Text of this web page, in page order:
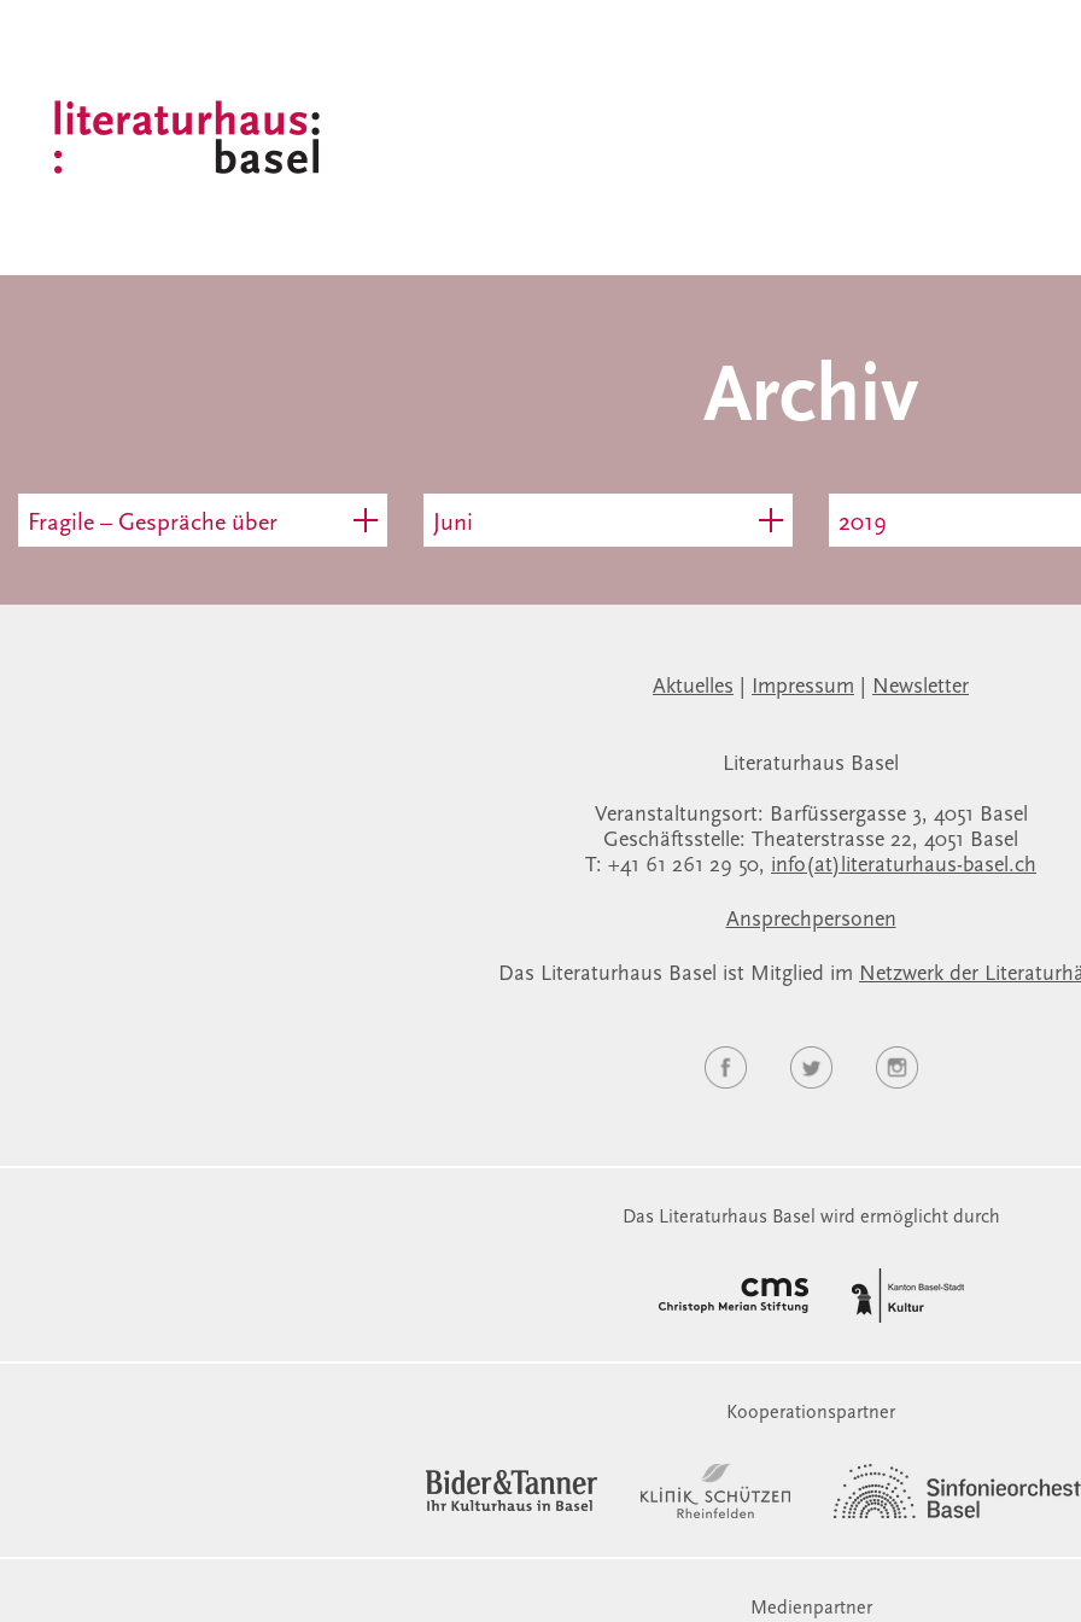
Archiv
Fragile – Gespräche über Juni 2019
Aktuelles Impressum Newsletter
Literaturhaus Basel
Veranstaltungsort: Barfüssergasse 3, 4051 Basel
Geschäftsstelle: Theaterstrasse 22, 4051 Basel
T: +41 61 261 29 50, info(at)literaturhaus-basel.ch
Ansprechpersonen
Das Literaturhaus Basel ist Mitglied im Netzwerk der
Das Literaturhaus Basel wird ermöglicht durch
Kooperationspartner
Medienpartner